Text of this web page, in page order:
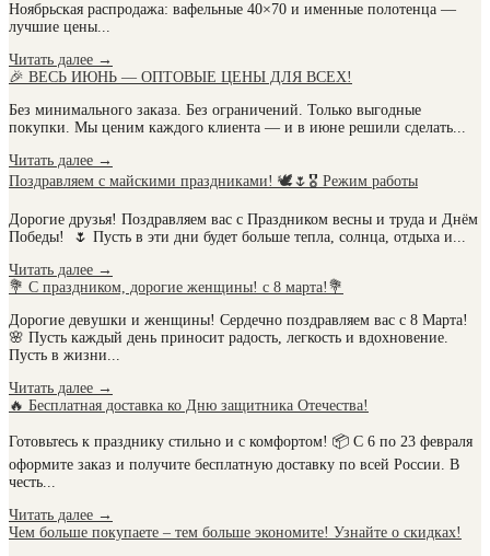
Ноябрьская распродажа: вафельные 40×70 и именные полотенца —
лучшие цены...
Читать далее →
🎉 ВЕСЬ ИЮНЬ — ОПТОВЫЕ ЦЕНЫ ДЛЯ ВСЕХ!
Без минимального заказа. Без ограничений. Только выгодные
покупки. Мы ценим каждого клиента — и в июне решили сделать...
Читать далее →
Поздравляем с майскими праздниками! 🕊️🌷🎖️ Режим работы
Дорогие друзья! Поздравляем вас с Праздником весны и труда и Днём
Победы! 🌷 Пусть в эти дни будет больше тепла, солнца, отдыха и...
Читать далее →
💐 С праздником, дорогие женщины! с 8 марта!💐
Дорогие девушки и женщины! Сердечно поздравляем вас с 8 Марта!
🌸 Пусть каждый день приносит радость, легкость и вдохновение.
Пусть в жизни...
Читать далее →
🔥 Бесплатная доставка ко Дню защитника Отечества!
Готовьтесь к празднику стильно и с комфортом! 📦 С 6 по 23 февраля
оформите заказ и получите бесплатную доставку по всей России. В
честь...
Читать далее →
Чем больше покупаете – тем больше экономите! Узнайте о скидках!